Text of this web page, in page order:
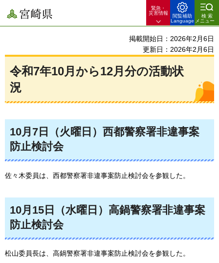
宮崎県
緊急・
災害情報
閲覧補助
Language
検索
メニュー
掲載開始日：2026年2月6日
更新日：2026年2月6日
令和7年10月から12月分の活動状
況
10月7日（火曜日）西都警察署非違事案
防止検討会
佐々木委員は、西都警察署非違事案防止検討会を参観した。
10月15日（水曜日）高鍋警察署非違事案
防止検討会
松山委員長は、高鍋警察署非違事案防止検討会を参観した。